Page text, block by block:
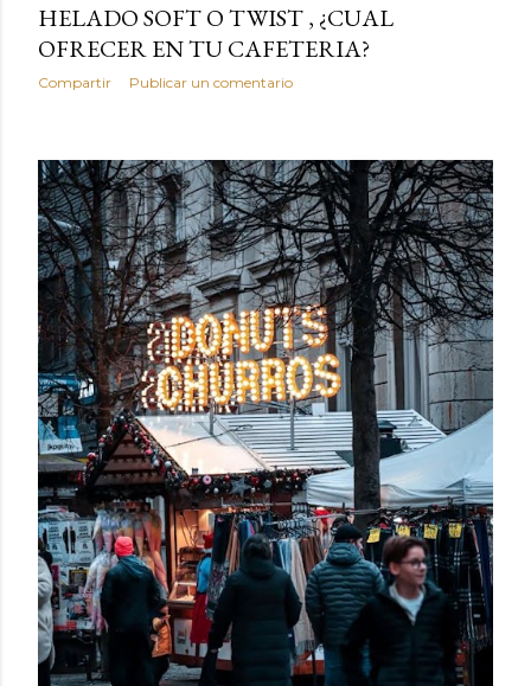
HELADO SOFT O TWIST , ¿CUAL
OFRECER EN TU CAFETERIA?
Compartir Publicar un comentario